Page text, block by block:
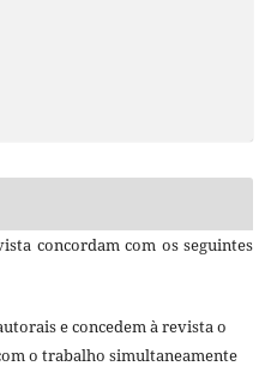
concordam com os seguintes
e concedem à revista o
o trabalho simultaneamente